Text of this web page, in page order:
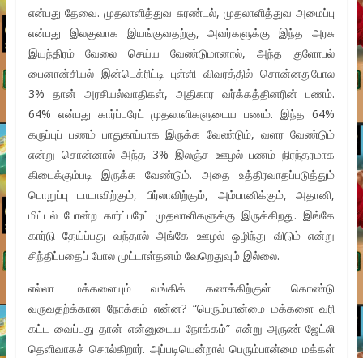
என்பது தேவை. முதலாளித்துவ சுரண்டல், முதலாளித்துவ அமைப்பு
என்பது இலகுவாக இயங்குவதற்கு, அவர்களுக்கு இந்த அரசு
இயந்திரம் வேலை செய்ய வேண்டுமானால், அந்த குளோபல்
பைனான்சியல் இன்டெக்ரிட்டி புள்ளி விவரத்தில் சொன்னதுபோல
3% தான் அரசியல்வாதிகள், அதிகார வர்க்கத்தினரின் பணம்.
64% என்பது கார்ப்பரேட் முதலாளிகளுடைய பணம். இந்த 64%
கருப்புப் பணம் பாதுகாப்பாக இருக்க வேண்டும், வளர வேண்டும்
என்று சொன்னால் அந்த 3% இலஞ்ச ஊழல் பணம் நிரந்தரமாக
கிடைக்கும்படி இருக்க வேண்டும். அதை உத்திரவாதப்படுத்தும்
பொறுப்பு டாடாவிற்கும், பிர்லாவிற்கும், அம்பானிக்கும், அதானி,
மிட்டல் போன்ற கார்ப்பரேட் முதலாளிகளுக்கு இருக்கிறது. இங்கே
கார்டு தேய்ப்பது வந்தால் அங்கே ஊழல் ஒழிந்து விடும் என்று
சிந்திப்பதைப் போல முட்டாள்தனம் வேறெதுவும் இல்லை.
எல்லா மக்களையும் வங்கிக் கணக்கிற்குள் கொண்டு
வருவதற்க்கான நோக்கம் என்ன? “பெரும்பான்மை மக்களை வரி
கட்ட வைப்பது தான் என்னுடைய நோக்கம்” என்று அருண் ஜேட்லி
தெளிவாகச் சொல்கிறார். அப்படியென்றால் பெரும்பான்மை மக்கள்